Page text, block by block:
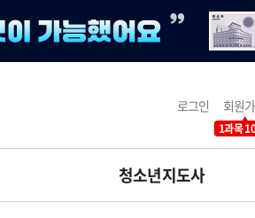
로그인 회원
1과목
청소년지도사